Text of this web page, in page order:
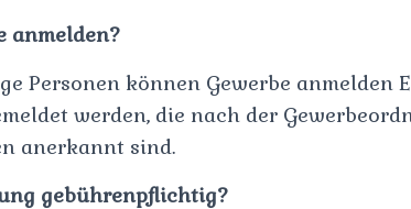
anmelden?
Personen können Gewerbe anmelden
werden, die nach der
anerkannt sind.
gebührenpflichtig?